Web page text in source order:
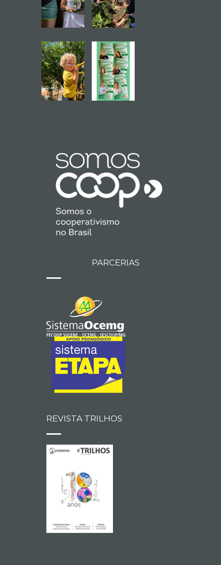
PARCERIAS
REVISTA TRILHOS